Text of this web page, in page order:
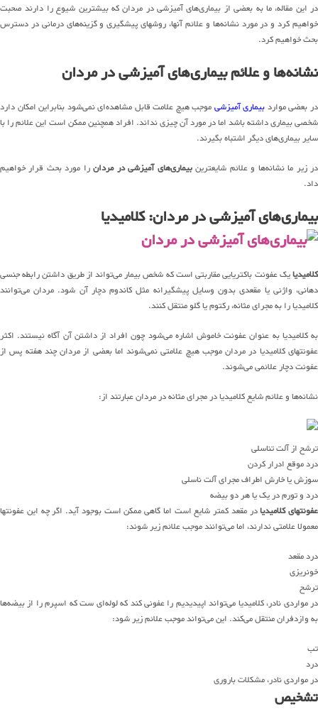
در این مقاله، ما به بعضی از بیماری‌های آمیزشی در مردان که بیشترین شیوع را دارند صحبت
خواهیم کرد و در مورد نشانه‌ها و علائم آنها، روشهای پیشگیری و گزینه‌های درمانی در دسترس
بحث خواهیم کرد.
نشانه‌ها و علائم بیماری‌های آمیزشی در مردان
در بعضی مواردبیماری آمیزشیموجب هیچ علامت قابل مشاهده‌ای نمی‌شود بنابراین امکان دارد
شخصی بیماری داشته باشد اما در مورد آن چیزی نداند. افراد همچنین ممکن است این علائم را با
سایر بیماری‌های دیگر اشتباه بگیرند.
در زیر ما نشانه‌ها و علائم شایعترینبیماری‌های آمیزشی در مردانرا مورد بحث قرار خواهیم
داد.
بیماری‌های آمیزشی در مردان: کلامیدیا
کلامیدیایک عفونت باکتریایی مقاربتی است که شخص بیمار می‌تواند از طریق داشتن رابطه جنسی
دهانی، واژنی یا مقعدی بدون وسایل پیشگیرانه مثل کاندوم دچار آن شود. مردان می‌توانند
کلامیدیا را به مجرای مثانه، رکتوم یا گلو منتقل کنند.
به کلامیدیا به عنوان عفونت خاموش اشاره می‌شود چون افراد از داشتن آن آگاه نیستند. اکثر
عفونتهای کلامیدیا در مردان موجب هیچ علامتی نمی‌شوند اما بعضی از مردان چند هفته پس از
عفونت دچار علائمی می‌شوند.
نشانه‌ها و علائم شایع کلامیدیا در مجرای مثانه در مردان عبارتند از:
ترشح از آلت تناسلی
درد موقع ادرار کردن
سوزش یا خارش اطراف مجرای آلت ناسلی
درد و تورم در یک یا هر دو بیضه
عفونتهای کلامیدیادر مقعد کمتر شایع است اما گاهی ممکن است بوجود آید. اگر چه این عفونتها
معمولا علامتی ندارند، اما می‌توانند موجب علائم زیر شوند:
درد مقعد
خونریزی
ترشح
در مواردی نادر، کلامیدیا می‌تواند اپیدیدیم را عفونی کند که لوله‌ای ست که اسپرم را از بیضه‌ها
به وازدفران منتقل می‌کند. این می‌تواند موجب علائم زیر شود:
تب
درد
در مواردی نادر، مشکلات باروری
تشخیص